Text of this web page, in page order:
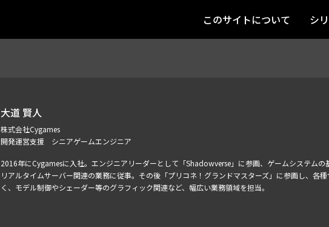
このサイトについて シ
大道 賢人
株式会社Cygames
開発運営支援 シニアゲームエンジニア
2016年にCygamesに入社。エンジニアリーダーとして「Shadowverse」に参画、ゲームシステム
リアルタイムサーバー関連の業務に従事。その後「プリコネ！グランドマスターズ」に参画し、各
く、モデル制御やシェーダー等のグラフィック関連など、幅広い業務領域を担当。